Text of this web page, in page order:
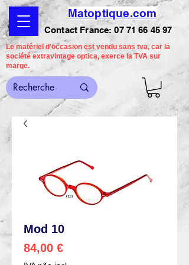
Matoptique.com
Contact France:07 71 66 45 97
Le matériel d'occasion est vendu sans tva, car la
société extravintage optica, exerce la TVA sur
marge.
Mod 10
84,00 €Preço